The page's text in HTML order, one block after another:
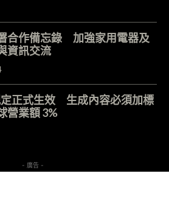
合作備忘錄 加強家用電器及
資訊交流
正式生效 生成內容必須加標
營業額 3%
- 廣告 -